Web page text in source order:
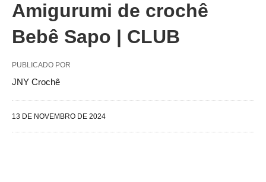
Amigurumi de crochê
Bebê Sapo | CLUB
PUBLICADO POR
JNY Crochê
13 DE NOVEMBRO DE 2024